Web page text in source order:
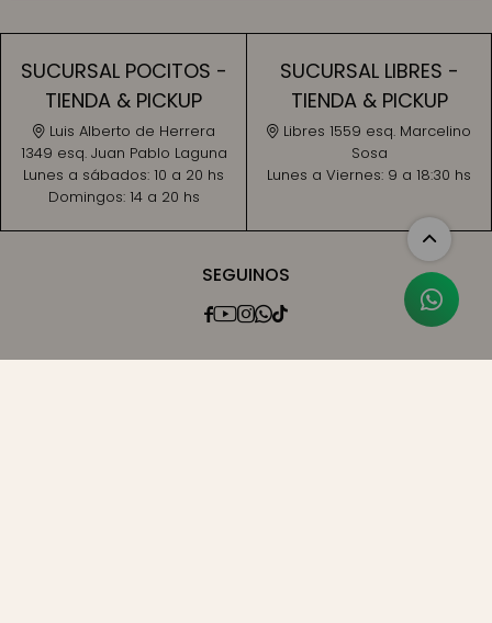
SEGUINOS

SUCURSAL POCITOS -
TIENDA & PICKUP
Luis Alberto de Herrera
1349 esq. Juan Pablo Laguna
Lunes a sábados: 10 a 20 hs
Domingos: 14 a 20 hs
SUCURSAL LIBRES -
TIENDA & PICKUP
Libres 1559 esq. Marcelino
Sosa
Lunes a Viernes: 9 a 18:30 hs